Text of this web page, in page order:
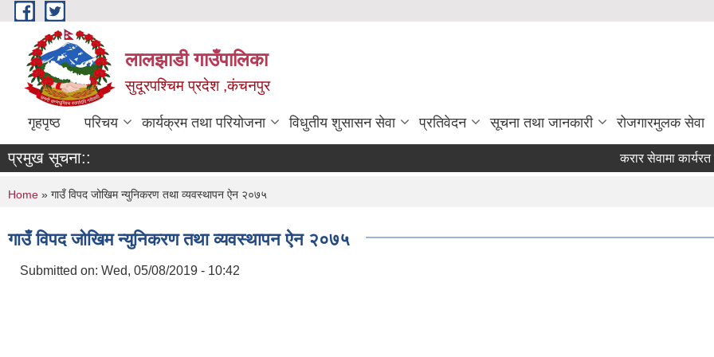
Skip to main content
लालझाडी गाउँपालिका
सुदूरपश्चिम प्रदेश ,कंचनपुर
गृहपृष्ठ परिचय कार्यक्रम तथा परियोजना विधुतीय शुसासन सेवा प्रतिवेदन सूचना तथा जानकारी रोजगारमुलक सेवा
प्रमुख सूचना:: करार सेवामा
You are here
Home » गाउँ विपद जोखिम न्युनिकरण तथा व्यवस्थापन ऐन २०७५
गाउँ विपद जोखिम न्युनिकरण तथा व्यवस्थापन ऐन २०७५
Submitted on: Wed, 05/08/2019 - 10:42